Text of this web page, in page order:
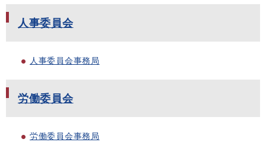
人事委員会
人事委員会事務局
労働委員会
労働委員会事務局